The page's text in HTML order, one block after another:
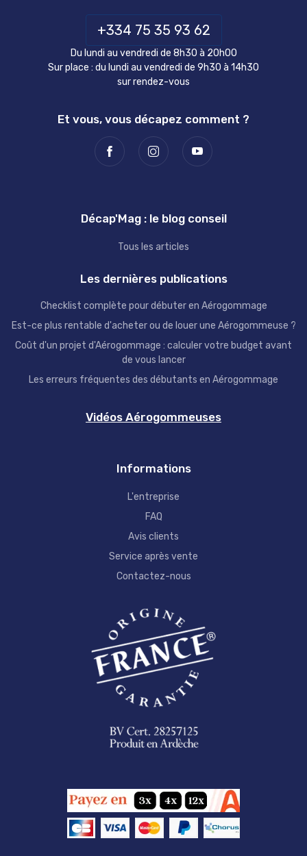
+334 75 35 93 62
Du lundi au vendredi de 8h30 à 20h00
Sur place : du lundi au vendredi de 9h30 à 14h30
sur rendez-vous
Et vous, vous décapez comment ?
Décap'Mag : le blog conseil
Tous les articles
Les dernières publications
Checklist complète pour débuter en Aérogommage
Est-ce plus rentable d'acheter ou de louer une Aérogommeuse ?
Coût d'un projet d'Aérogommage : calculer votre budget avant
de vous lancer
Les erreurs fréquentes des débutants en Aérogommage
Vidéos Aérogommeuses
Informations
L'entreprise
FAQ
Avis clients
Service après vente
Contactez-nous